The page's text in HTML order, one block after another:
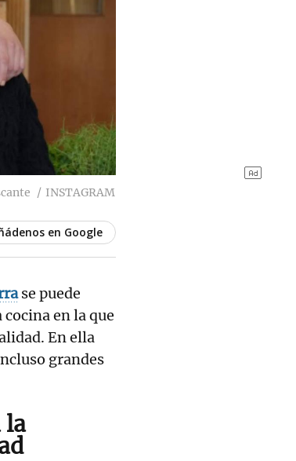
INSTAGRAM
en Google
se puede
cocina en la que
En ella
grandes
la